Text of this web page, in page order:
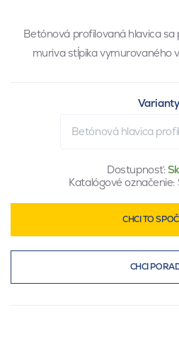
Betónová profilovaná hlavica sa
muriva stĺpika vymurovaného
Varianty
Betónová hlavica
Dostupnosť:
Katalógové označenie:
CHCI TO
CHCI